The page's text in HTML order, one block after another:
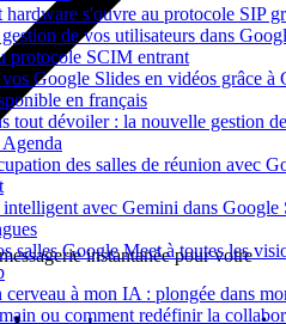
s'ouvre au protocole SIP
de vos utilisateurs dans
protocole SCIM entrant
Google Slides en vidéos grâce à
en français
tout dévoiler : la nouvelle gestion
des salles de réunion avec
avec Gemini dans Google
salles Google Meet à toutes les
cerveau à mon IA : plongée dans
ou comment redéfinir la
instantanée pour votre